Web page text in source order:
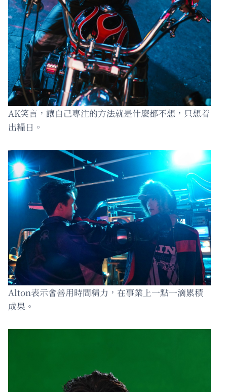
AK笑言，讓自己專注的方法就是什麼都不想，只想着
出糧日。
Alton表示會善用時間精力，在事業上一點一滴累積
成果。